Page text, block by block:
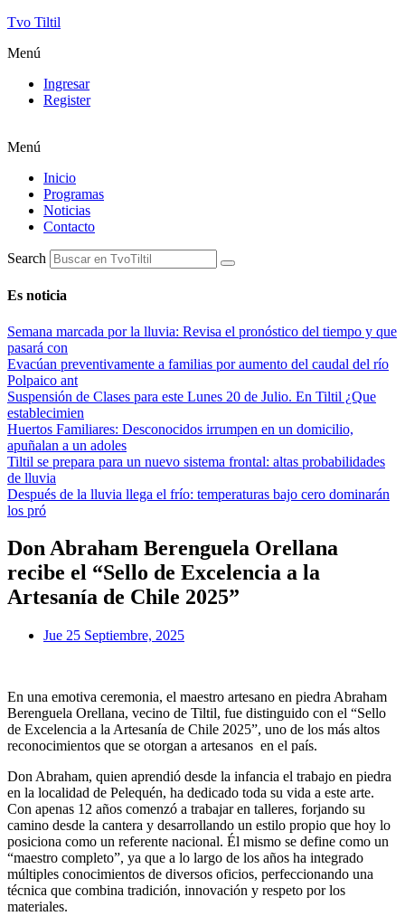
Tvo Tiltil
Menú
Ingresar
Register
Menú
Inicio
Programas
Noticias
Contacto
Search
Es noticia
Semana marcada por la lluvia: Revisa el pronóstico del tiempo y que
pasará con
Evacúan preventivamente a familias por aumento del caudal del río
Polpaico ant
Suspensión de Clases para este Lunes 20 de Julio. En Tiltil ¿Que
establecimien
Huertos Familiares: Desconocidos irrumpen en un domicilio,
apuñalan a un adoles
Tiltil se prepara para un nuevo sistema frontal: altas probabilidades
de lluvia
Después de la lluvia llega el frío: temperaturas bajo cero dominarán
los pró
Don Abraham Berenguela Orellana
recibe el “Sello de Excelencia a la
Artesanía de Chile 2025”
Jue 25 Septiembre, 2025
En una emotiva ceremonia, el maestro artesano en piedra Abraham
Berenguela Orellana, vecino de Tiltil, fue distinguido con el “Sello
de Excelencia a la Artesanía de Chile 2025”, uno de los más altos
reconocimientos que se otorgan a artesanos en el país.
Don Abraham, quien aprendió desde la infancia el trabajo en piedra
en la localidad de Pelequén, ha dedicado toda su vida a este arte.
Con apenas 12 años comenzó a trabajar en talleres, forjando su
camino desde la cantera y desarrollando un estilo propio que hoy lo
posiciona como un referente nacional. Él mismo se define como un
“maestro completo”, ya que a lo largo de los años ha integrado
múltiples conocimientos de diversos oficios, perfeccionando una
técnica que combina tradición, innovación y respeto por los
materiales.